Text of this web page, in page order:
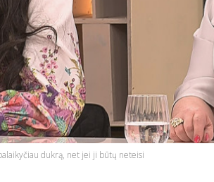
dukrą, net jei ji būtų neteisi